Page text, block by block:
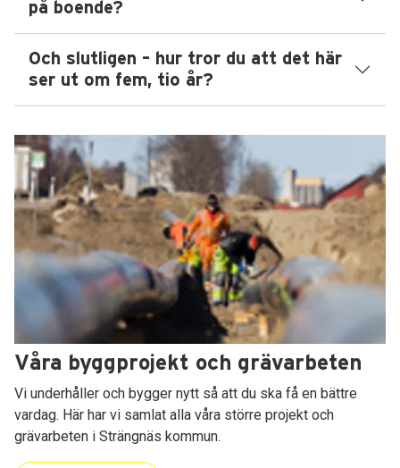
på boende?
Och slutligen – hur tror du att det här
ser ut om fem, tio år?
Våra byggprojekt och grävarbeten
Vi underhåller och bygger nytt så att du ska få en bättre
vardag. Här har vi samlat alla våra större projekt och
grävarbeten i Strängnäs kommun.